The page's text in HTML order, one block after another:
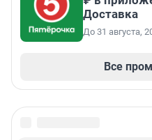
Доставка
До 31 августа,
Все